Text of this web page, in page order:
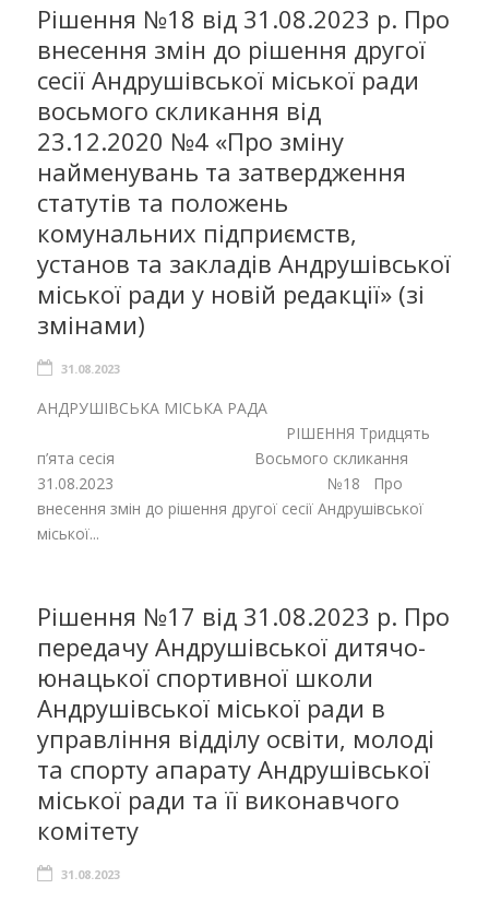
Рішення №18 від 31.08.2023 р. Про
внесення змін до рішення другої
сесії Андрушівської міської ради
восьмого скликання від
23.12.2020 №4 «Про зміну
найменувань та затвердження
статутів та положень
комунальних підприємств,
установ та закладів Андрушівської
міської ради у новій редакції» (зі
змінами)
31.08.2023
АНДРУШІВСЬКА МІСЬКА РАДА
РІШЕННЯ Тридцять
п’ята сесія Восьмого скликання
31.08.2023 №18 Про
внесення змін до рішення другої сесії Андрушівської
міської...
Рішення №17 від 31.08.2023 р. Про
передачу Андрушівської дитячо-
юнацької спортивної школи
Андрушівської міської ради в
управління відділу освіти, молоді
та спорту апарату Андрушівської
міської ради та її виконавчого
комітету
31.08.2023